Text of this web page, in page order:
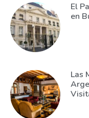
El
en
Las